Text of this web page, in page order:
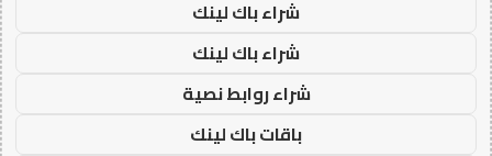
شراء باك لينك
شراء باك لينك
شراء روابط نصية
باقات باك لينك